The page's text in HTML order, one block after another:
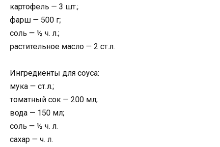
картофель — 3 шт.;
фарш — 500 г;
соль — ½ ч. л.;
растительное масло — 2 ст.л.
Ингредиенты для соуса:
мука — ст.л.;
томатный сок — 200 мл;
вода — 150 мл;
соль — ½ ч. л.
сахар — ч. л.